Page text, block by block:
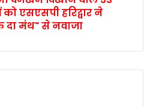
एसएसपी हरिद्वार ने
मंथ" से नवाजा